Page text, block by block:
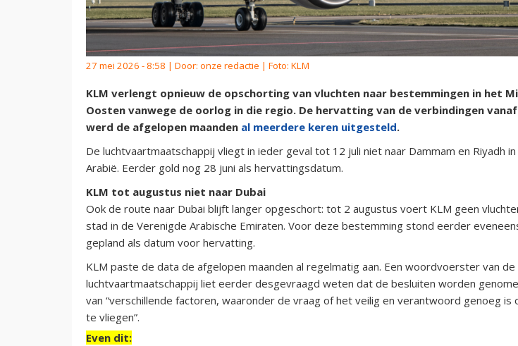
27 mei 2026 - 8:58 | Door: onze redactie | Foto: KLM
KLM verlengt opnieuw de opschorting van vluchten naar bestemmingen in het
Oosten vanwege de oorlog in die regio. De hervatting van de verbindingen
werd de afgelopen maanden al meerdere keren uitgesteld.
De luchtvaartmaatschappij vliegt in ieder geval tot 12 juli niet naar Dammam en Riyadh in
Arabië. Eerder gold nog 28 juni als hervattingsdatum.
KLM tot augustus niet naar Dubai
Ook de route naar Dubai blijft langer opgeschort: tot 2 augustus voert KLM geen
stad in de Verenigde Arabische Emiraten. Voor deze bestemming stond eerder
gepland als datum voor hervatting.
KLM paste de data de afgelopen maanden al regelmatig aan. Een woordvoerster van de
luchtvaartmaatschappij liet eerder desgevraagd weten dat de besluiten worden
van “verschillende factoren, waaronder de vraag of het veilig en verantwoord genoeg is
te vliegen”.
Even dit: